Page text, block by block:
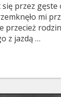
się przez gęste
mi
przecież
z jazdą …